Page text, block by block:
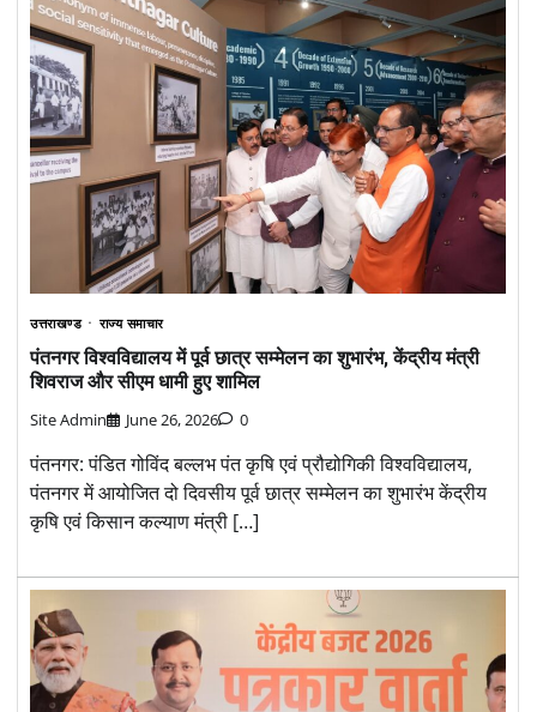
उत्तराखण्ड राज्य समाचार
पंतनगर विश्वविद्यालय में पूर्व छात्र सम्मेलन का शुभारंभ, केंद्रीय मंत्री
शिवराज और सीएम धामी हुए शामिल
Site Admin June 26, 2026 0
पंतनगर: पंडित गोविंद बल्लभ पंत कृषि एवं प्रौद्योगिकी विश्वविद्यालय,
पंतनगर में आयोजित दो दिवसीय पूर्व छात्र सम्मेलन का शुभारंभ केंद्रीय
कृषि एवं किसान कल्याण मंत्री […]